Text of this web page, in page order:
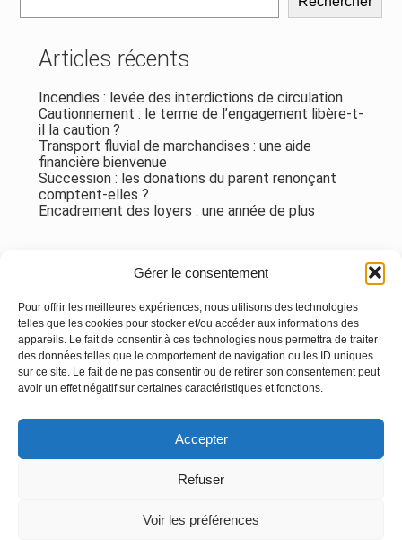
Gérer le consentement
Pour offrir les meilleures expériences, nous utilisons des technologies
telles que les cookies pour stocker et/ou accéder aux informations des
appareils. Le fait de consentir à ces technologies nous permettra de traiter
des données telles que le comportement de navigation ou les ID uniques
sur ce site. Le fait de ne pas consentir ou de retirer son consentement peut
avoir un effet négatif sur certaines caractéristiques et fonctions.
Accepter
Refuser
Voir les préférences
Articles récents
Incendies : levée des interdictions de circulation
Cautionnement : le terme de l’engagement libère-t-
il la caution ?
Transport fluvial de marchandises : une aide
financière bienvenue
Succession : les donations du parent renonçant
comptent-elles ?
Encadrement des loyers : une année de plus
Aucun commentaire à afficher.
Principale
Linkedin Instagram
MENTIONS LÉGALES